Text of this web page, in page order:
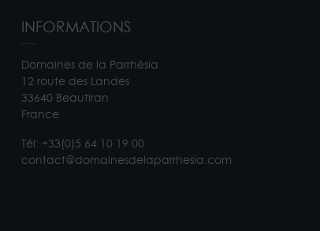
INFORMATIONS
Domaines de la Parrhèsia
12 route des Landes
33640 Beautiran
France
Tél: +33(0)5 64 10 19 00
contact@domainesdelaparrhesia.com